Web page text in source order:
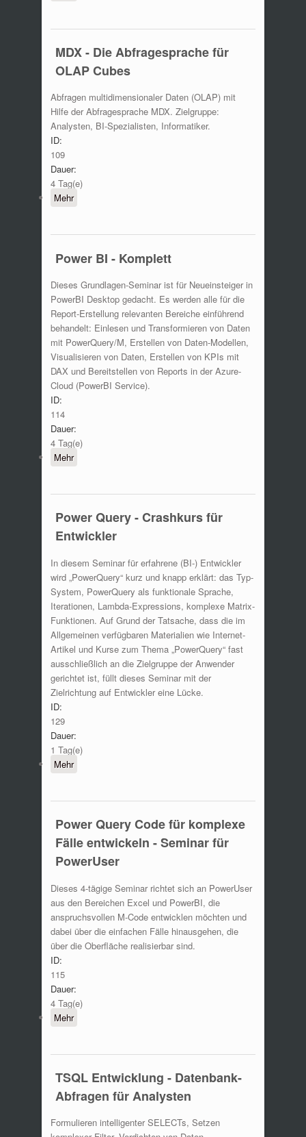
MDX - Die Abfragesprache für
OLAP Cubes
Abfragen multidimensionaler Daten (OLAP) mit
Hilfe der Abfragesprache MDX. Zielgruppe:
Analysten, BI-Spezialisten, Informatiker.
ID:
109
Dauer:
4 Tag(e)
Mehr
Power BI - Komplett
Dieses Grundlagen-Seminar ist für Neueinsteiger in
PowerBI Desktop gedacht. Es werden alle für die
Report-Erstellung relevanten Bereiche einführend
behandelt: Einlesen und Transformieren von Daten
mit PowerQuery/M, Erstellen von Daten-Modellen,
Visualisieren von Daten, Erstellen von KPIs mit
DAX und Bereitstellen von Reports in der Azure-
Cloud (PowerBI Service).
ID:
114
Dauer:
4 Tag(e)
Mehr
Power Query - Crashkurs für
Entwickler
In diesem Seminar für erfahrene (BI-) Entwickler
wird „PowerQuery“ kurz und knapp erklärt: das Typ-
System, PowerQuery als funktionale Sprache,
Iterationen, Lambda-Expressions, komplexe Matrix-
Funktionen. Auf Grund der Tatsache, dass die im
Allgemeinen verfügbaren Materialien wie Internet-
Artikel und Kurse zum Thema „PowerQuery“ fast
ausschließlich an die Zielgruppe der Anwender
gerichtet ist, füllt dieses Seminar mit der
Zielrichtung auf Entwickler eine Lücke.
ID:
129
Dauer:
1 Tag(e)
Mehr
Power Query Code für komplexe
Fälle entwickeln - Seminar für
PowerUser
Dieses 4-tägige Seminar richtet sich an PowerUser
aus den Bereichen Excel und PowerBI, die
anspruchsvollen M-Code entwicklen möchten und
dabei über die einfachen Fälle hinausgehen, die
über die Oberfläche realisierbar sind.
ID:
115
Dauer:
4 Tag(e)
Mehr
TSQL Entwicklung - Datenbank-
Abfragen für Analysten
Formulieren intelligenter SELECTs, Setzen